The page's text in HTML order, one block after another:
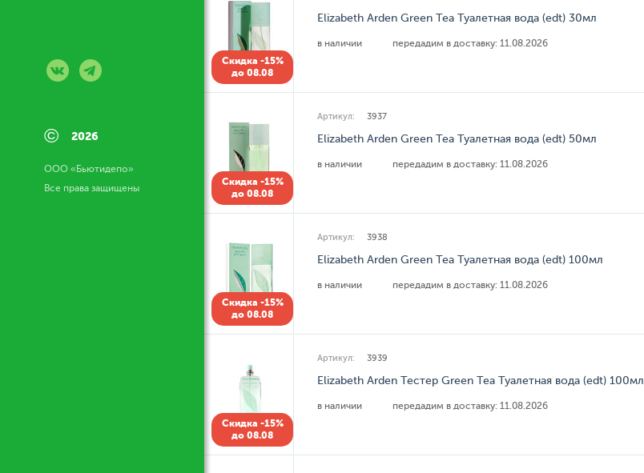
© 2026
ООО «Бьютидепо»
Все права защищены
Скидка -15%
до 08.08
Elizabeth Arden Green Tea Туалетная вода (edt) 30мл
в наличии передадим в доставку: 11.08.2026
Скидка -15%
до 08.08
Артикул: 3937
Elizabeth Arden Green Tea Туалетная вода (edt) 50мл
в наличии передадим в доставку: 11.08.2026
Скидка -15%
до 08.08
Артикул: 3938
Elizabeth Arden Green Tea Туалетная вода (edt) 100мл
в наличии передадим в доставку: 11.08.2026
Скидка -15%
до 08.08
Артикул: 3939
Elizabeth Arden Тестер Green Tea Туалетная вода (edt) 100мл
в наличии передадим в доставку: 11.08.2026